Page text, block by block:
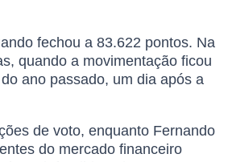
fechou a 83.622 pontos. Na
quando a movimentação ficou
ano passado, um dia após a
de voto, enquanto Fernando
do mercado financeiro